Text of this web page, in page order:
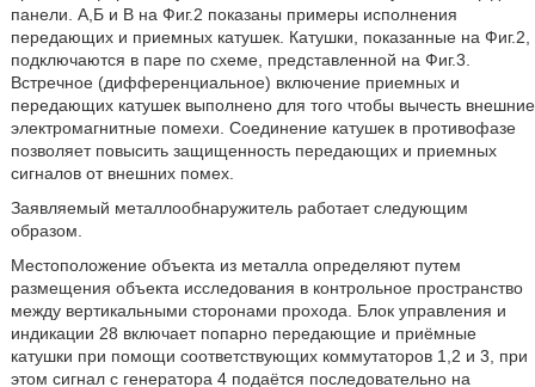
панели. А,Б и В на Фиг.2 показаны примеры исполнения
передающих и приемных катушек. Катушки, показанные на Фиг.2,
подключаются в паре по схеме, представленной на Фиг.3.
Встречное (дифференциальное) включение приемных и
передающих катушек выполнено для того чтобы вычесть внешние
электромагнитные помехи. Соединение катушек в противофазе
позволяет повысить защищенность передающих и приемных
сигналов от внешних помех.
Заявляемый металлообнаружитель работает следующим
образом.
Местоположение объекта из металла определяют путем
размещения объекта исследования в контрольное пространство
между вертикальными сторонами прохода. Блок управления и
индикации 28 включает попарно передающие и приёмные
катушки при помощи соответствующих коммутаторов 1,2 и 3, при
этом сигнал с генератора 4 подаётся последовательно на